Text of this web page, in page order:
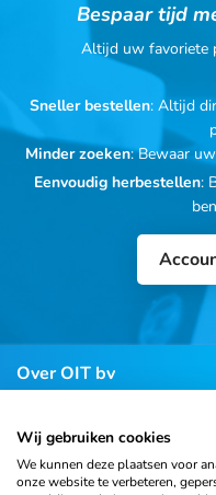
Bespaar tijd
Altijd uw favoriete
Sneller bestellen: Altijd
Minder zoeken: Bewaar
Eenvoudig herbestellen:
Over OIT bv
Klantenservice
Wij gebruiken cookies
We kunnen deze plaatsen voor
onze website te verbeteren,